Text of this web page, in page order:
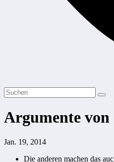
Argumente
Jan. 19, 2014
Die anderen machen das